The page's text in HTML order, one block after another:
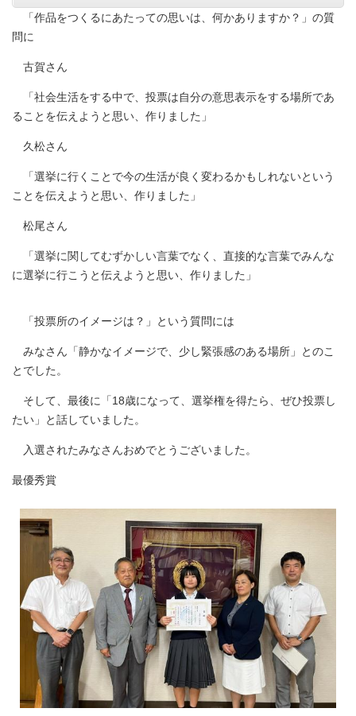
「作品をつくるにあたっての思いは、何かありますか？」の質
問に
古賀さん
「社会生活をする中で、投票は自分の意思表示をする場所であ
ることを伝えようと思い、作りました」
久松さん
「選挙に行くことで今の生活が良く変わるかもしれないという
ことを伝えようと思い、作りました」
松尾さん
「選挙に関してむずかしい言葉でなく、直接的な言葉でみんな
に選挙に行こうと伝えようと思い、作りました」
「投票所のイメージは？」という質問には
みなさん「静かなイメージで、少し緊張感のある場所」とのこ
とでした。
そして、最後に「18歳になって、選挙権を得たら、ぜひ投票し
たい」と話していました。
入選されたみなさんおめでとうございました。
最優秀賞